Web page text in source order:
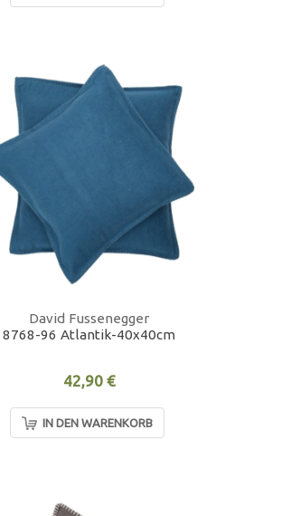
David Fussenegger
8768-96 Atlantik-40x40cm
42,90 €
IN DEN WARENKORB